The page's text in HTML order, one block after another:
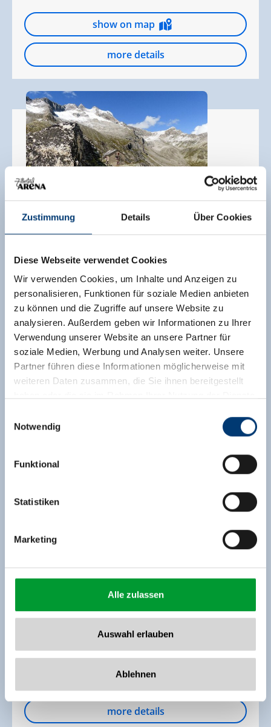
Zustimmung Details Über Cookies
Diese Webseite verwendet Cookies
Wir verwenden Cookies, um Inhalte und Anzeigen zu
personalisieren, Funktionen für soziale Medien anbieten
zu können und die Zugriffe auf unsere Website zu
analysieren. Außerdem geben wir Informationen zu Ihrer
Verwendung unserer Website an unsere Partner für
soziale Medien, Werbung und Analysen weiter. Unsere
Partner führen diese Informationen möglicherweise mit
weiteren Daten zusammen, die Sie ihnen bereitgestellt
Rohr 23// A-6280 Zell am Ziller
www.zillertalarena.com
Notwendig
Funktional
Statistiken
Marketing
Alle zulassen
Auswahl erlauben
Ablehnen
show on map
more details
5743 Krimml
+43 699 1906 8735
richterhuette@gmx.at
show on map
more details
Gletscherblickalm 1.850 m
5733 Bramberg am Wildkogel
+43 664 2735 127
gletscherblick@gmx.at
show on map
more details